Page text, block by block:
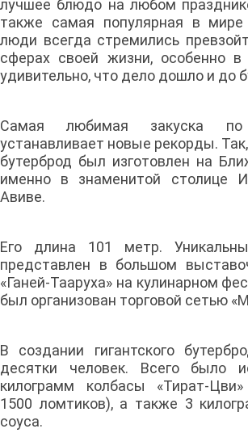
лучшее блюдо на любом
также самая популярная в мире
люди всегда стремились
сферах своей жизни, особенно
удивительно, что дело дошло и до
Самая любимая закуска
устанавливает новые рекорды.
бутерброд был изготовлен на
именно в знаменитой столице
Авиве.
Его длина 101 метр.
представлен в большом
«Ганей-Тааруха» на кулинарном
был организован торговой сетью
В создании гигантского
десятки человек. Всего было
килограмм колбасы «Тират-
1500 ломтиков), а также 3
соуса.